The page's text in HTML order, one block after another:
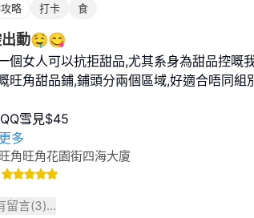
略 打卡 食
出動🤤😋
個女人可以抗拒甜品,尤其系身為甜品控嘅
旺角甜品鋪,鋪頭分兩個區域,好適合唔同組
QQ雪見$45
更多
角旺角花園街四海大廈
留言(3)...